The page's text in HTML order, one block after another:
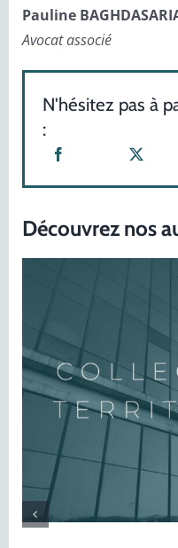
Pauline
Avocat associé
N'hésitez pas à
:
Découvrez nos